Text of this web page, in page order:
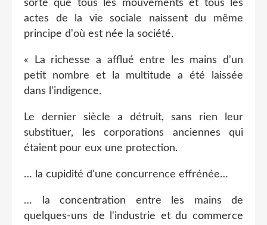
sorte que tous les mouvements et tous les
actes de la vie sociale naissent du même
principe d'où est née la société.
« La richesse a afflué entre les mains d'un
petit nombre et la multitude a été laissée
dans l'indigence.
Le dernier siècle a détruit, sans rien leur
substituer, les corporations anciennes qui
étaient pour eux une protection.
… la cupidité d'une concurrence effrénée…
… la concentration entre les mains de
quelques-uns de l'industrie et du commerce